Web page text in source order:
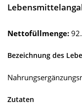
Nettofüllmenge:
Bezeichnung des
Zutaten